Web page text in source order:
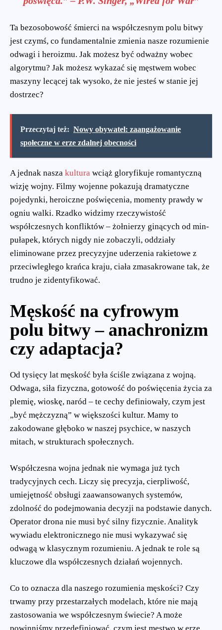
Ta bezosobowość śmierci na współczesnym polu bitwy
jest czymś, co fundamentalnie zmienia nasze rozumienie
odwagi i heroizmu. Jak możesz być odważny wobec
algorytmu? Jak możesz wykazać się męstwem wobec
maszyny lecącej tak wysoko, że nie jesteś w stanie jej
dostrzec?
Przeczytaj też: Nowy obywatel: zaangażowanie
społeczne w erze zdalnej obecności
A jednak nasza kultura wciąż gloryfikuje romantyczną
wizję wojny. Filmy wojenne pokazują dramatyczne
pojedynki, heroiczne poświęcenia, momenty prawdy w
ogniu walki. Rzadko widzimy rzeczywistość
współczesnych konfliktów – żołnierzy ginących od min-
pułapek, których nigdy nie zobaczyli, oddziały
eliminowane przez precyzyjne uderzenia rakietowe z
przeciwległego krańca kraju, ciała zmasakrowane tak, że
trudno je zidentyfikować.
Męskość na cyfrowym
polu bitwy – anachronizm
czy adaptacja?
Od tysięcy lat męskość była ściśle związana z wojną.
Odwaga, siła fizyczna, gotowość do poświęcenia życia za
plemię, wioskę, naród – te cechy definiowały, czym jest
„być mężczyzną” w większości kultur. Mamy to
zakodowane głęboko w naszej psychice, w naszych
mitach, w strukturach społecznych.
Współczesna wojna jednak nie wymaga już tych
tradycyjnych cech. Liczy się precyzja, cierpliwość,
umiejętność obsługi zaawansowanych systemów,
zdolność do podejmowania decyzji na podstawie danych.
Operator drona nie musi być silny fizycznie. Analityk
wywiadu elektronicznego nie musi wykazywać się
odwagą w klasycznym rozumieniu. A jednak te role są
kluczowe dla współczesnych działań wojennych.
Co to oznacza dla naszego rozumienia męskości? Czy
trwamy przy przestarzałych modelach, które nie mają
zastosowania we współczesnym świecie? A może